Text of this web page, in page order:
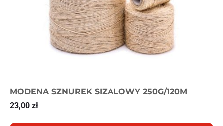
MODENA SZNUREK SIZALOWY 250G/120M
23,00 zł